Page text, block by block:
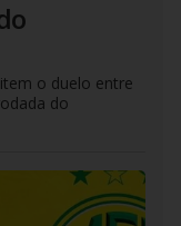
o duelo entre
do